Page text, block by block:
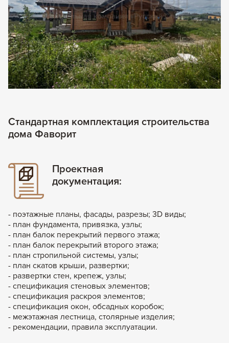
Стандартная комплектация строительства
дома Фаворит
Проектная
документация:
- поэтажные планы, фасады, разрезы; 3D виды;
- план фундамента, привязка, узлы;
- план балок перекрытий первого этажа;
- план балок перекрытий второго этажа;
- план стропильной системы, узлы;
- план скатов крыши, развертки;
- развертки стен, крепеж, узлы;
- спецификация стеновых элементов;
- спецификация раскроя элементов;
- спецификация окон, обсадных коробок;
- межэтажная лестница, столярные изделия;
- рекомендации, правила эксплуатации.